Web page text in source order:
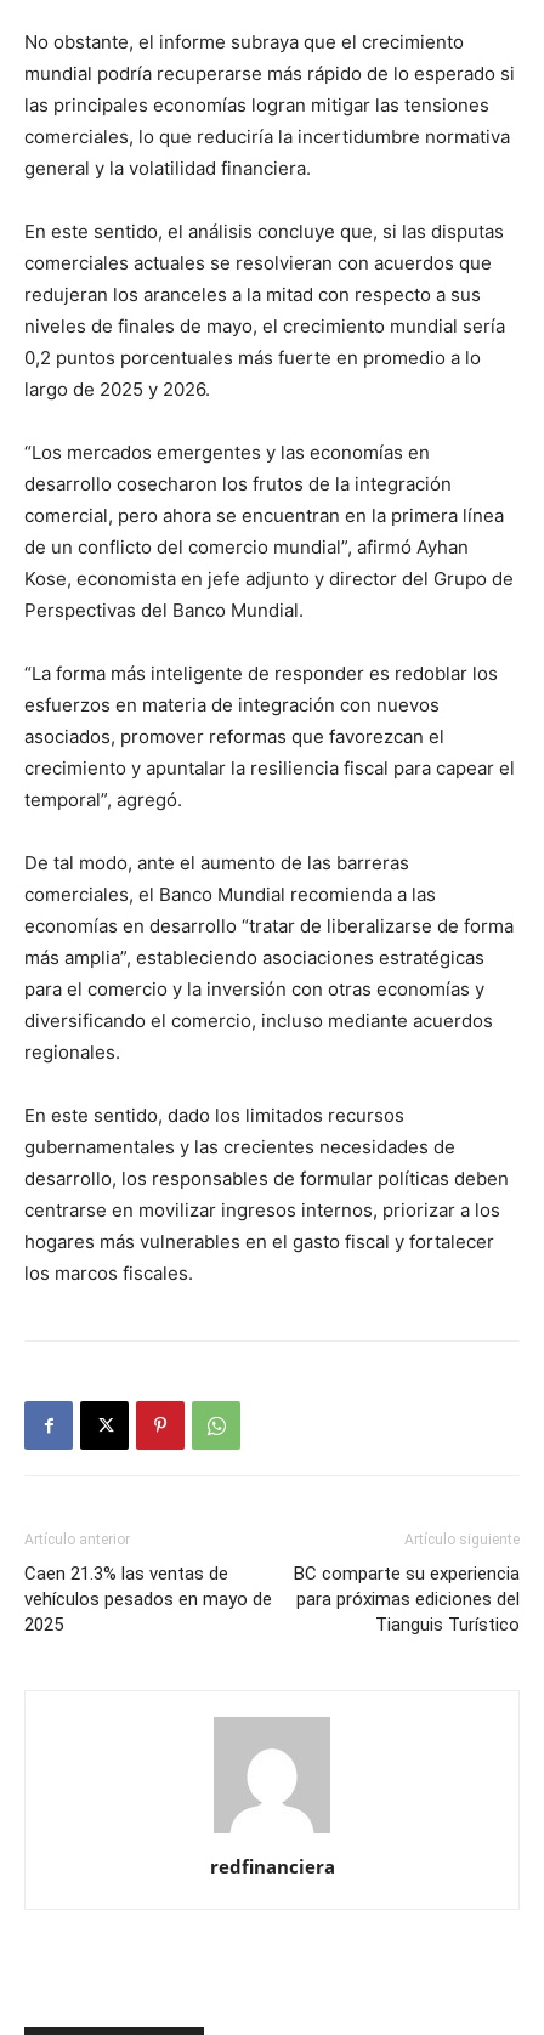
No obstante, el informe subraya que el crecimiento
mundial podría recuperarse más rápido de lo esperado si
las principales economías logran mitigar las tensiones
comerciales, lo que reduciría la incertidumbre normativa
general y la volatilidad financiera.
En este sentido, el análisis concluye que, si las disputas
comerciales actuales se resolvieran con acuerdos que
redujeran los aranceles a la mitad con respecto a sus
niveles de finales de mayo, el crecimiento mundial sería
0,2 puntos porcentuales más fuerte en promedio a lo
largo de 2025 y 2026.
“Los mercados emergentes y las economías en
desarrollo cosecharon los frutos de la integración
comercial, pero ahora se encuentran en la primera línea
de un conflicto del comercio mundial”, afirmó Ayhan
Kose, economista en jefe adjunto y director del Grupo de
Perspectivas del Banco Mundial.
“La forma más inteligente de responder es redoblar los
esfuerzos en materia de integración con nuevos
asociados, promover reformas que favorezcan el
crecimiento y apuntalar la resiliencia fiscal para capear el
temporal”, agregó.
De tal modo, ante el aumento de las barreras
comerciales, el Banco Mundial recomienda a las
economías en desarrollo “tratar de liberalizarse de forma
más amplia”, estableciendo asociaciones estratégicas
para el comercio y la inversión con otras economías y
diversificando el comercio, incluso mediante acuerdos
regionales.
En este sentido, dado los limitados recursos
gubernamentales y las crecientes necesidades de
desarrollo, los responsables de formular políticas deben
centrarse en movilizar ingresos internos, priorizar a los
hogares más vulnerables en el gasto fiscal y fortalecer
los marcos fiscales.
Artículo anterior
Caen 21.3% las ventas de
vehículos pesados en mayo de
2025
Artículo siguiente
BC comparte su experiencia
para próximas ediciones del
Tianguis Turístico
redfinanciera